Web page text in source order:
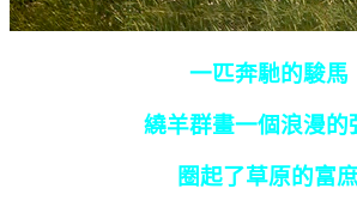
一匹奔馳的駿馬
繞羊群畫一個浪漫的
圈起了草原的富